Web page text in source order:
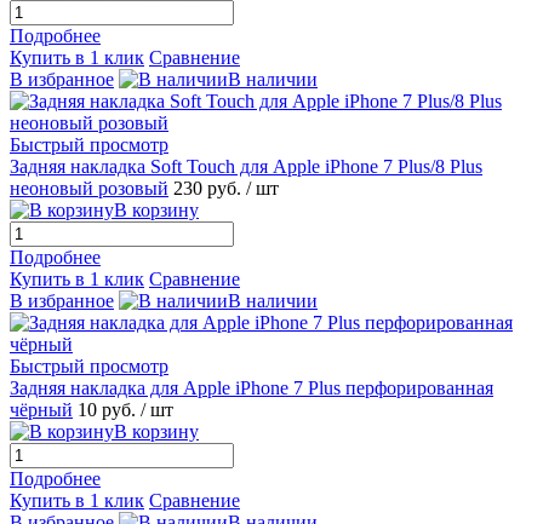
Подробнее
Купить в 1 клик Сравнение
В избранное
В наличии
Быстрый просмотр
Задняя накладка Soft Touch для Apple iPhone 7 Plus/8 Plus
неоновый розовый 230 руб. / шт
В корзину
Подробнее
Купить в 1 клик Сравнение
В избранное
В наличии
Быстрый просмотр
Задняя накладка для Apple iPhone 7 Plus перфорированная
чёрный 10 руб. / шт
В корзину
Подробнее
Купить в 1 клик Сравнение